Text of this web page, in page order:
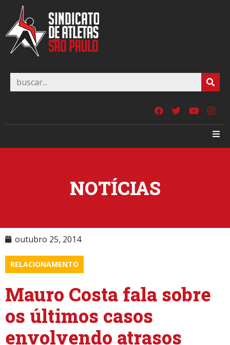
NOTÍCIAS
outubro 25, 2014
RELACIONAMENTO
Mauro Costa fala sobre
os últimos casos
envolvendo atrasos